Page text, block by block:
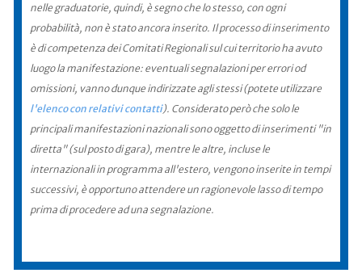
nelle graduatorie, quindi, è segno che lo stesso, con ogni
probabilità, non è stato ancora inserito. Il processo di inserimento
è di competenza dei Comitati Regionali sul cui territorio ha avuto
luogo la manifestazione: eventuali segnalazioni per errori od
omissioni, vanno dunque indirizzate agli stessi (potete utilizzare
l'elenco con relativi contatti). Considerato però che solo le
principali manifestazioni nazionali sono oggetto di inserimenti "in
diretta" (sul posto di gara), mentre le altre, incluse le
internazionali in programma all'estero, vengono inserite in tempi
successivi, è opportuno attendere un ragionevole lasso di tempo
prima di procedere ad una segnalazione.